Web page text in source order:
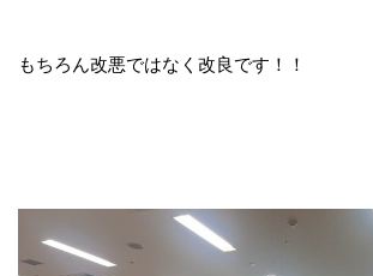
もちろん改悪ではなく改良です！！